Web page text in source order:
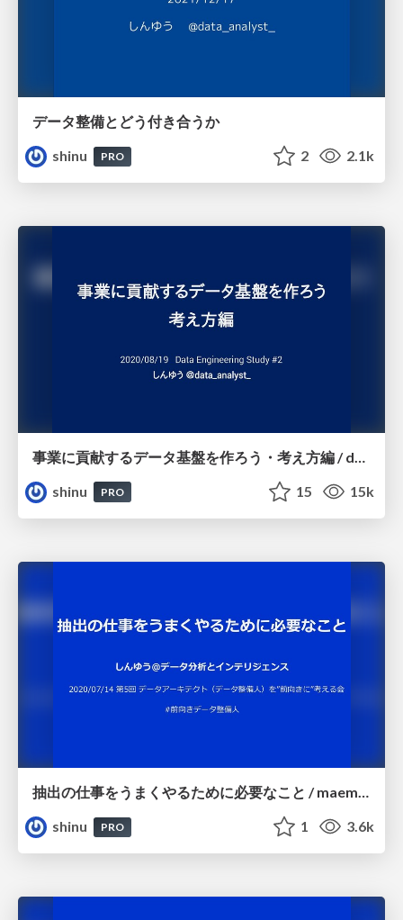
データ整備とどう付き合うか
shinu
PRO 2 2.1k
shinu
PRO 15 15k
抽出の仕事をうまくやるために必要なこと / maemuki-data-seibinin05
shinu
PRO 1 3.6k